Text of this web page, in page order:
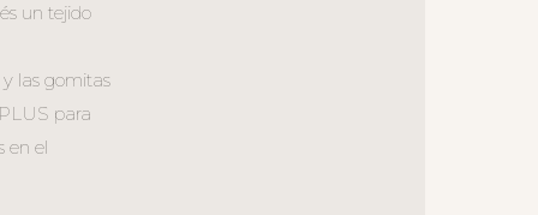
un tejido
las gomitas
para
en el